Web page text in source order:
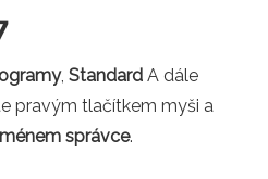
, Standard A dále
pravým tlačítkem myši a
správce.